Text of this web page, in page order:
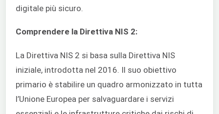
digitale più sicuro.
Comprendere la Direttiva NIS 2:
La Direttiva NIS 2 si basa sulla Direttiva NIS
iniziale, introdotta nel 2016. Il suo obiettivo
primario è stabilire un quadro armonizzato in tutta
l’Unione Europea per salvaguardare i servizi